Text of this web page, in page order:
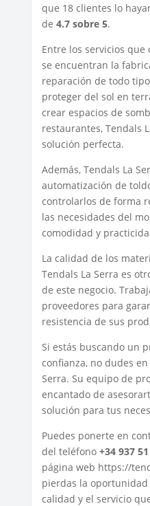
que 18 clientes lo
de 4.7 sobre 5.
Entre los servicios que
se encuentran la
reparación de todo
proteger del sol en
crear espacios de
restaurantes, Tendals
solución perfecta.
Además, Tendals La
automatización de
controlarlos de forma
las necesidades del
comodidad y
La calidad de los
Tendals La Serra es
de este negocio.
proveedores para
resistencia de sus
Si estás buscando un
confianza, no dudes
Serra. Su equipo de
encantado de
solución para tus
Puedes ponerte en
del teléfono +34 937
página web https://
pierdas la
calidad y el servicio